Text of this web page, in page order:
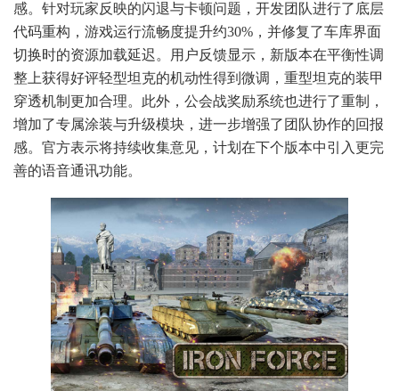
感。针对玩家反映的闪退与卡顿问题，开发团队进行了底层
代码重构，游戏运行流畅度提升约30%，并修复了车库界面
切换时的资源加载延迟。用户反馈显示，新版本在平衡性调
整上获得好评轻型坦克的机动性得到微调，重型坦克的装甲
穿透机制更加合理。此外，公会战奖励系统也进行了重制，
增加了专属涂装与升级模块，进一步增强了团队协作的回报
感。官方表示将持续收集意见，计划在下个版本中引入更完
善的语音通讯功能。